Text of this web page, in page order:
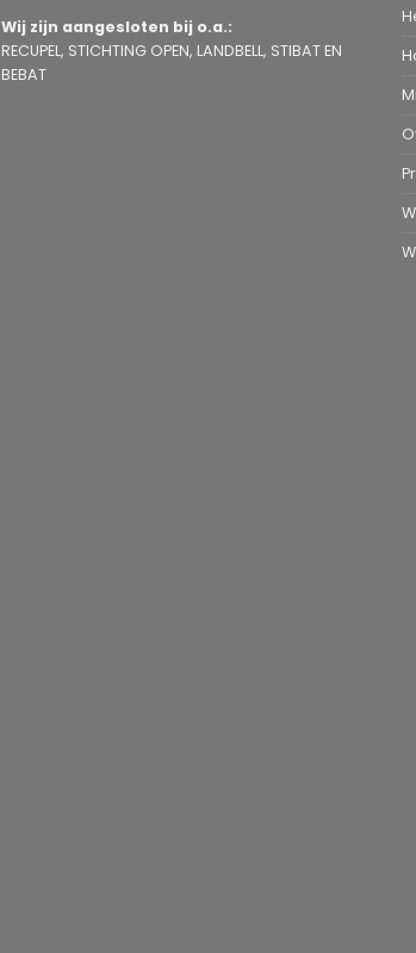
Wij zijn aangesloten bij o.a.:
RECUPEL, STICHTING OPEN, LANDBELL, STIBAT EN
BEBAT